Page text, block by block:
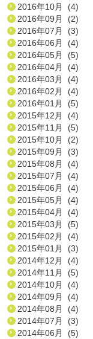
2016年10月 (4)
2016年09月 (2)
2016年07月 (3)
2016年06月 (4)
2016年05月 (5)
2016年04月 (4)
2016年03月 (4)
2016年02月 (4)
2016年01月 (5)
2015年12月 (4)
2015年11月 (5)
2015年10月 (2)
2015年09月 (3)
2015年08月 (4)
2015年07月 (4)
2015年06月 (4)
2015年05月 (4)
2015年04月 (4)
2015年03月 (5)
2015年02月 (4)
2015年01月 (3)
2014年12月 (4)
2014年11月 (5)
2014年10月 (4)
2014年09月 (4)
2014年08月 (4)
2014年07月 (3)
2014年06月 (5)